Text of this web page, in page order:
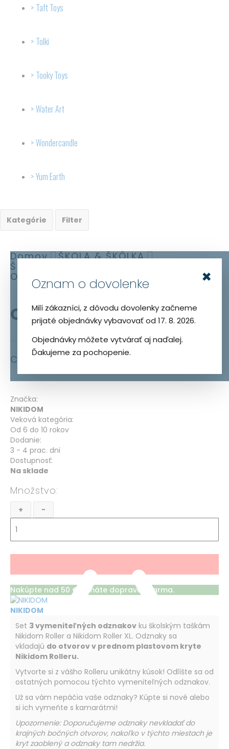
Taft Toys
Tolki
Tooky Toys
Water Art
Wondercandle
Yum Earth
Kategórie Filter
Domov
ŠKOLA & ŠKÔLKA
Školské tašky, doplnky a peračníky
ODZNAKY NIKIDOM BEAT
ODZNAKY NIKIDOM BEAT
Cena
Značka:
NIKIDOM
Veková kategória:
Od 6 do 10 rokov
Dodanie:
3 - 4 prac. dni
Dostupnosť:
Na sklade
Množstvo
+ -
Nakúpte nad 50 € a máte dopravu zdarma.
Preskočiť
na
koniec
galérie
obrázkov
Preskočiť
na
začiatok
galérie
obrázkov
NIKIDOM
Set 3 vymeniteľných odznakov ku školským taškám
Nikidom Roller a Nikidom Roller XL. Odznaky sa
vkladajú do otvorov v prednom plastovom kryte
Nikidom Rolleru.
Vytvorte si z vášho Rolleru unikátny kúsok! Odlíšte sa od
ostatných pomocou týchto vymeniteľných odznakov.
Už sa vám nepáčia vaše odznaky? Kúpte si nové alebo
si ich vymeňte s kamarátmi!
Upozornenie: Doporučujeme odznaky nevkladať do
krajných bočných otvorov, nakoľko v týchto miestach je
kryt zaoblený a odznaky tam nedržia.
×
Oznam o dovolenke
Milí zákazníci, z dôvodu dovolenky začneme
prijaté objednávky vybavovať od 17. 8. 2026.
Objednávky môžete vytvárať aj naďalej.
Ďakujeme za pochopenie.